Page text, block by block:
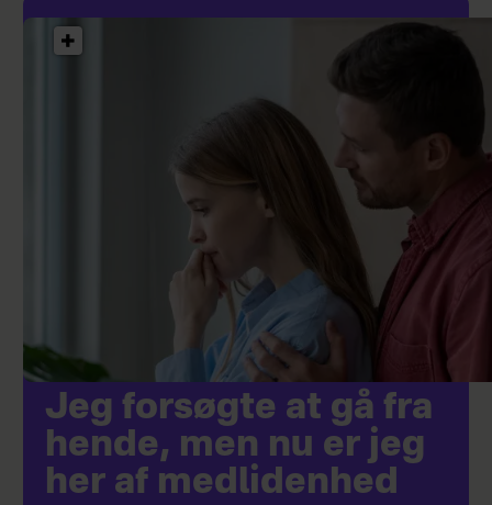
Jeg forsøgte at gå fra
hende, men nu er jeg
her af medlidenhed